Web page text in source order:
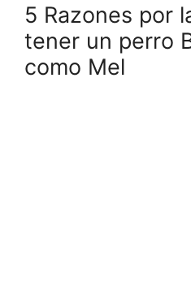
5 Razones por
tener un perro
como Mel